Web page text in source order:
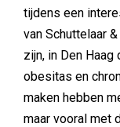
tijdens een
van Schuttelaar
zijn, in Den
obesitas en
maken hebben
maar vooral met